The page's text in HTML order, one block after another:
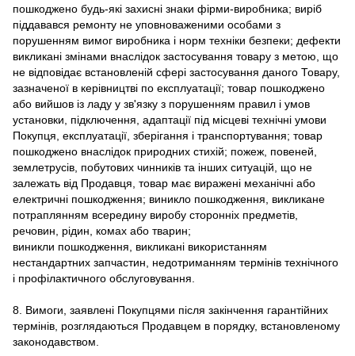
пошкоджено будь-які захисні знаки фірми-виробника; виріб
піддавався ремонту не уповноваженими особами з
порушенням вимог виробника і норм техніки безпеки; дефекти
викликані змінами внаслідок застосування товару з метою, що
не відповідає встановленій сфері застосування даного Товару,
зазначеної в керівництві по експлуатації; товар пошкоджено
або вийшов із ладу у зв'язку з порушенням правил і умов
установки, підключення, адаптації під місцеві технічні умови
Покупця, експлуатації, зберігання і транспортування; товар
пошкоджено внаслідок природних стихій; пожеж, повеней,
землетрусів, побутових чинників та інших ситуацій, що не
залежать від Продавця, товар має виражені механічні або
електричні пошкодження; виникло пошкодження, викликане
потраплянням всередину виробу сторонніх предметів,
речовин, рідин, комах або тварин;
виникли пошкодження, викликані використанням
нестандартних запчастин, недотриманням термінів технічного
і профілактичного обслуговування.
8. Вимоги, заявлені Покупцями після закінчення гарантійних
термінів, розглядаються Продавцем в порядку, встановленому
законодавством.